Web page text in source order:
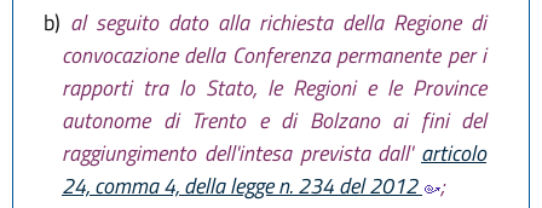
b) al seguito dato alla richiesta della Regione di
convocazione della Conferenza permanente per i
rapporti tra lo Stato, le Regioni e le Province
autonome di Trento e di Bolzano ai fini del
raggiungimento dell'intesa prevista dall' articolo
24, comma 4, della legge n. 234 del 2012
;